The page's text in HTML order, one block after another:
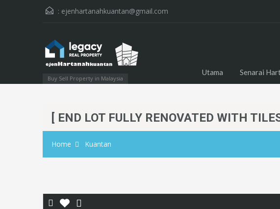
: ejenhartanahkuantan@gmail.com
Buy Sell Property in Malaysia
Utama Senarai
[ END LOT FULLY RENOVATED WITH
Home Kuantan